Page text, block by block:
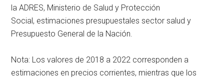
la ADRES, Ministerio de Salud y Protección
Social, estimaciones presupuestales sector salud y
Presupuesto General de la Nación.
Nota: Los valores de 2018 a 2022 corresponden a
estimaciones en precios corrientes, mientras que los